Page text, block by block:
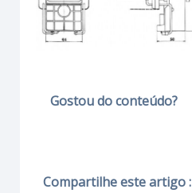
Gostou do conteúdo?
Compartilhe este artigo :